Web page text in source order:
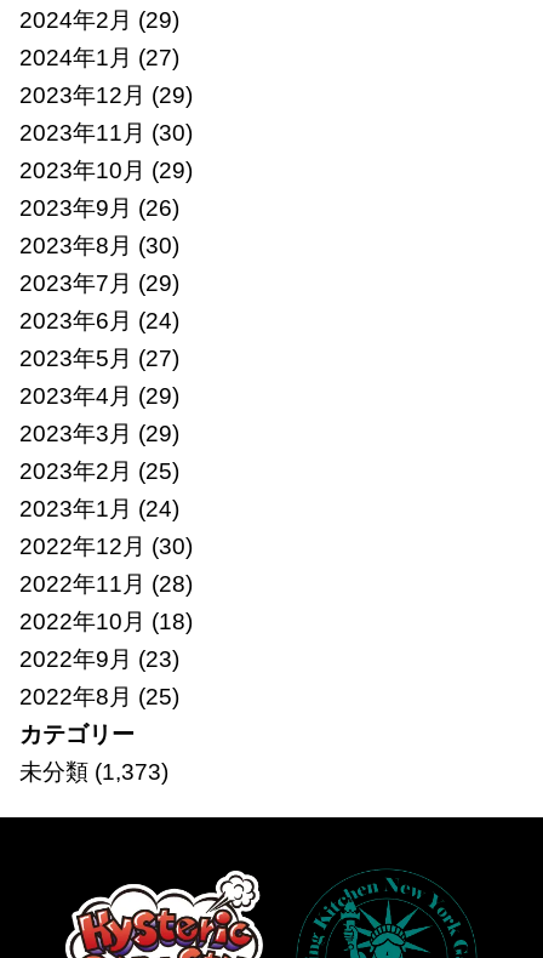
2024年2月 (29)
2024年1月 (27)
2023年12月 (29)
2023年11月 (30)
2023年10月 (29)
2023年9月 (26)
2023年8月 (30)
2023年7月 (29)
2023年6月 (24)
2023年5月 (27)
2023年4月 (29)
2023年3月 (29)
2023年2月 (25)
2023年1月 (24)
2022年12月 (30)
2022年11月 (28)
2022年10月 (18)
2022年9月 (23)
2022年8月 (25)
カテゴリー
未分類(1,373)